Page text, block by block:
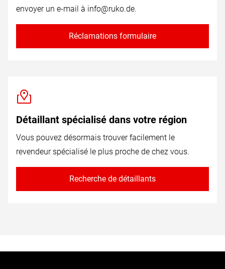
envoyer un e-mail à info@ruko.de.
Réclamations formulaire
Détaillant spécialisé dans votre région
Vous pouvez désormais trouver facilement le
revendeur spécialisé le plus proche de chez vous.
Recherche de détaillants